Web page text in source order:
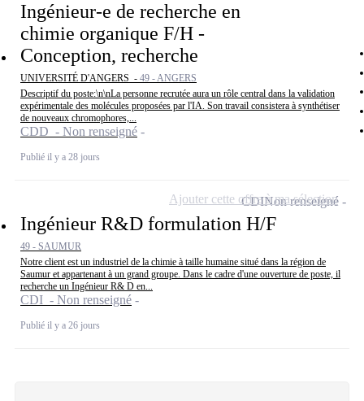
Ingénieur-e de recherche en
chimie organique F/H -
Conception, recherche
UNIVERSITÉ D'ANGERS - 49 - ANGERS
Descriptif du poste:\n\nLa personne recrutée aura un rôle central dans la validation
expérimentale des molécules proposées par l'IA. Son travail consistera à synthétiser
de nouveaux chromophores,...
CDD - Non renseigné
Publié il y a 28 jours
Ingénieur R&D formulation H/F
49 - SAUMUR
Notre client est un industriel de la chimie à taille humaine situé dans la région de
Saumur et appartenant à un grand groupe. Dans le cadre d'une ouverture de poste, il
recherche un Ingénieur R& D en...
CDI - Non renseigné
Publié il y a 26 jours
CDINon renseigné
Ajouter cette offre à ma sélection